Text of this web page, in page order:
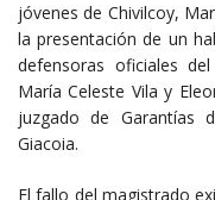
jóvenes de Chivilcoy,
la presentación de un
defensoras oficiales
María Celeste Vila y
juzgado de Garantías
Giacoia.
El fallo del magistrado